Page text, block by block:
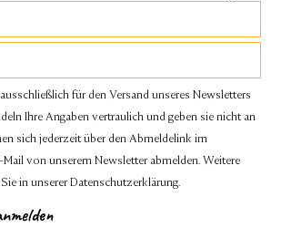
für den Versand unseres Newsletters
Ihre Angaben vertraulich und geben sie nicht an
sich jederzeit über den Abmeldelink im
von unserem Newsletter abmelden. Weitere
in unsererDatenschutzerklärung.